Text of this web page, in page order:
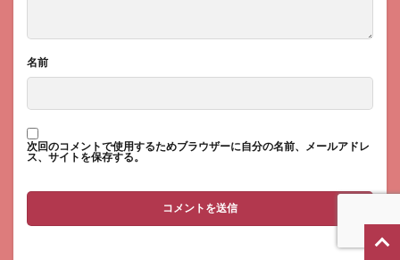
名前
次回のコメントで使用するためブラウザーに自分の名前、メールアドレ
ス、サイトを保存する。